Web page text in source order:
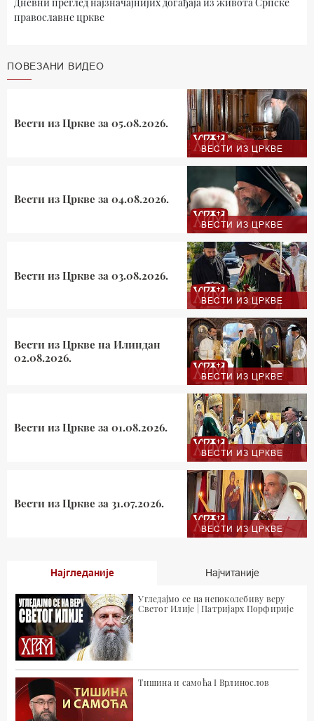
Дневни преглед најзначајнијих догађаја из живота Српске
православне цркве
ПОВЕЗАНИ ВИДЕО
ВЕСТИ ИЗ ЦРКВЕ
Вести из Цркве за 05.08.2026.
ВЕСТИ ИЗ ЦРКВЕ
Вести из Цркве за 04.08.2026.
ВЕСТИ ИЗ ЦРКВЕ
Вести из Цркве за 03.08.2026.
ВЕСТИ ИЗ ЦРКВЕ
Вести из Цркве на Илиндан
02.08.2026.
ВЕСТИ ИЗ ЦРКВЕ
Вести из Цркве за 01.08.2026.
ВЕСТИ ИЗ ЦРКВЕ
Вести из Цркве за 31.07.2026.
Најгледаније Најчитаније
Угледајмо се на непоколебиву веру
Светог Илије | Патријарх Порфирије
Тишина и самоћа I Врлинослов